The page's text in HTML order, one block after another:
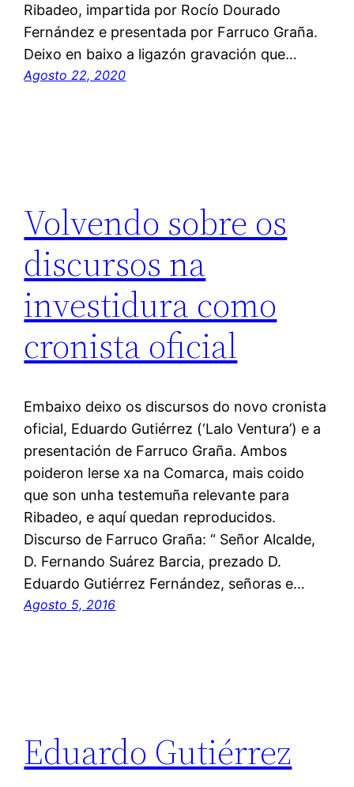
Ribadeo, impartida por Rocío Dourado
Fernández e presentada por Farruco Graña.
Deixo en baixo a ligazón gravación que…
Agosto 22, 2020
Volvendo sobre os
discursos na
investidura como
cronista oficial
Embaixo deixo os discursos do novo cronista
oficial, Eduardo Gutiérrez (‘Lalo Ventura’) e a
presentación de Farruco Graña. Ambos
poideron lerse xa na Comarca, mais coido
que son unha testemuña relevante para
Ribadeo, e aquí quedan reproducidos.
Discurso de Farruco Graña: “ Señor Alcalde,
D. Fernando Suárez Barcia, prezado D.
Eduardo Gutiérrez Fernández, señoras e…
Agosto 5, 2016
Eduardo Gutiérrez